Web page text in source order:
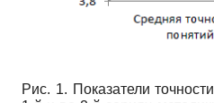
Рис. 1. Показатели